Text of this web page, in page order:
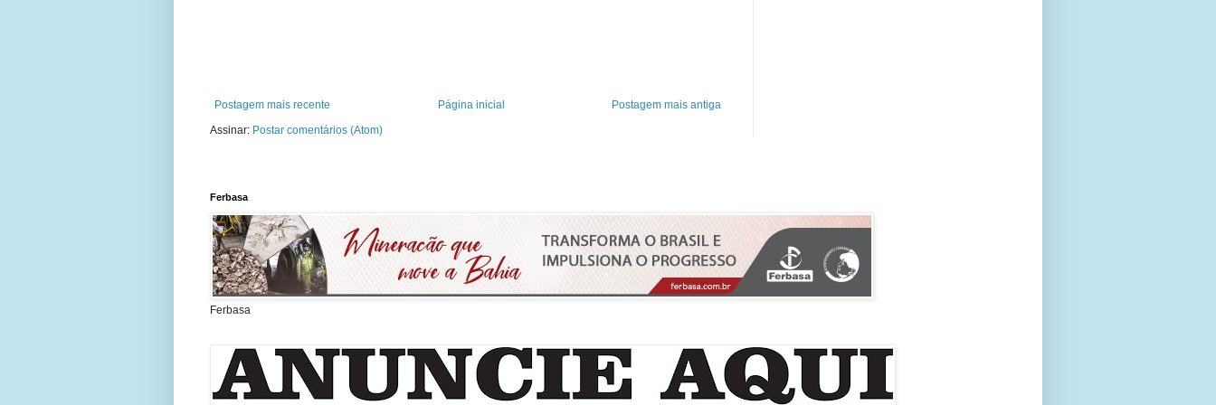
Postagem mais recente Postagem mais antiga
Página inicial
Assinar: Postar comentários (Atom)
Ferbasa
Ferbasa